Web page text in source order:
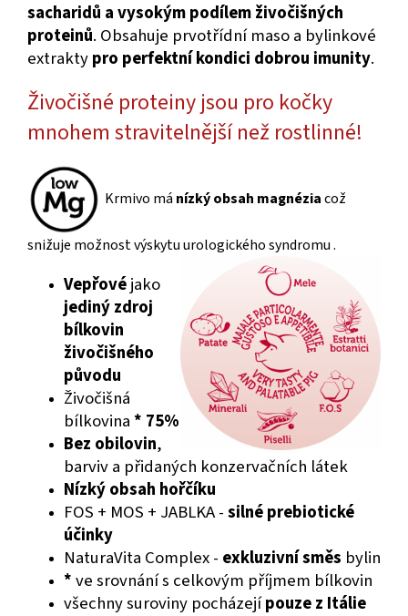
sacharidů a vysokým podílem živočišných
proteinů. Obsahuje prvotřídní maso a bylinkové
extraktypro perfektní kondici dobrou imunity.
Živočišné proteiny jsou pro kočky
mnohem stravitelnější než rostlinné!
Krmivo má nízký obsah magnéziacož
snižuje možnost výskytu urologického syndromu .
Vepřovéjako
jediný zdroj
bílkovin
živočišného
původu
Živočišná
bílkovina * 75%
Bez obilovin,
barviv a přidaných konzervačních látek
Nízký obsah hořčíku
FOS + MOS + JABLKA -silné prebiotické
účinky
NaturaVita Complex - exkluzivní směs bylin
*ve srovnání s celkovým příjmem bílkovin
všechny suroviny pocházejípouze z Itálie